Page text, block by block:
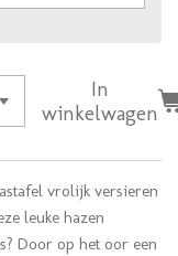
In
winkelwagen
vrolijk versieren
leuke hazen
Door op het oor een